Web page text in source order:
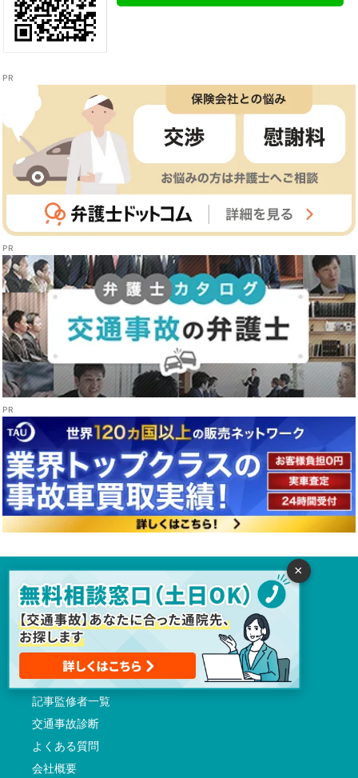
トップページ
交通事故病院サーチとは
交通事故に初めて遭われた方へ
通院先検索
交通事故ガイド
記事監修者一覧
交通事故診断
よくある質問
会社概要
×